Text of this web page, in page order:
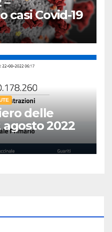
casi Covid-19
delle
agosto 2022